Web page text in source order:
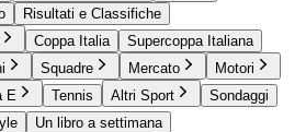
Risultati e Classifiche
Coppa Italia
Supercoppa Italiana
Squadre Mercato
Motori
E Tennis Altri Sport
Sondaggi
Un libro a settimana